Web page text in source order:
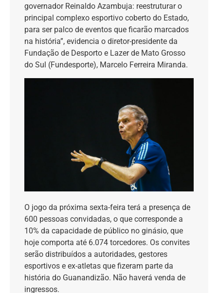
governador Reinaldo Azambuja: reestruturar o
principal complexo esportivo coberto do Estado,
para ser palco de eventos que ficarão marcados
na história”, evidencia o diretor-presidente da
Fundação de Desporto e Lazer de Mato Grosso
do Sul (Fundesporte), Marcelo Ferreira Miranda.
O jogo da próxima sexta-feira terá a presença de
600 pessoas convidadas, o que corresponde a
10% da capacidade de público no ginásio, que
hoje comporta até 6.074 torcedores. Os convites
serão distribuídos a autoridades, gestores
esportivos e ex-atletas que fizeram parte da
história do Guanandizão. Não haverá venda de
ingressos.